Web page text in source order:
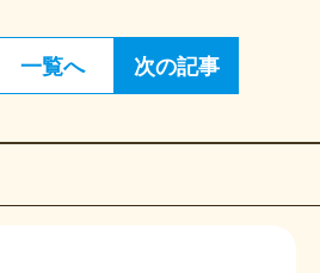
一覧へ 次の記事